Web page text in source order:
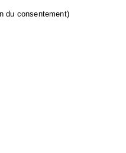
du consentement)